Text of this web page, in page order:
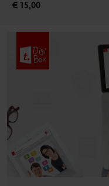
€ 15,00